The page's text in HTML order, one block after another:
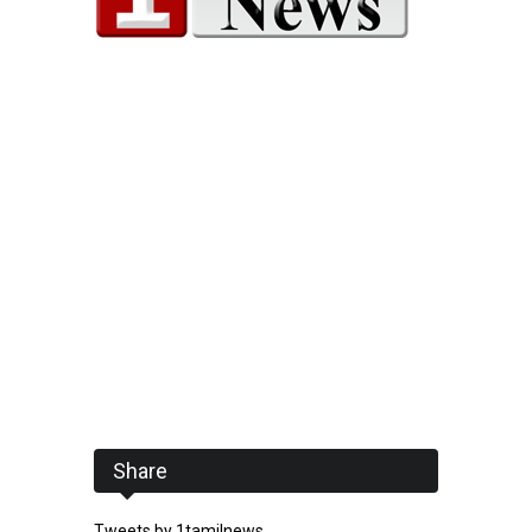
Share